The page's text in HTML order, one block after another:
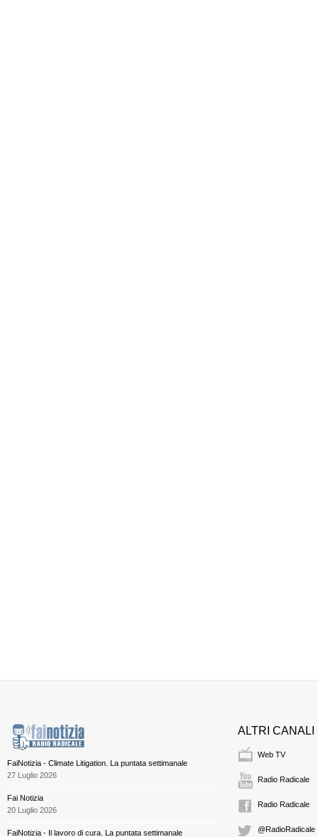
FaiNotizia - Climate Litigation. La puntata settimanale
27 Luglio 2026
Fai Notizia
20 Luglio 2026
FaiNotizia - Il lavoro di cura. La puntata settimanale
ALTRI CANALI
Web TV
Radio Radicale
Radio Radicale
@RadioRadicale